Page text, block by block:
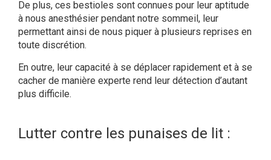
De plus, ces bestioles sont connues pour leur aptitude
à nous anesthésier pendant notre sommeil, leur
permettant ainsi de nous piquer à plusieurs reprises en
toute discrétion.
En outre, leur capacité à se déplacer rapidement et à se
cacher de manière experte rend leur détection d’autant
plus difficile.
Lutter contre les punaises de lit :